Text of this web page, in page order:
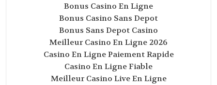
Bonus Casino En Ligne
Bonus Casino Sans Depot
Bonus Sans Depot Casino
Meilleur Casino En Ligne 2026
Casino En Ligne Paiement Rapide
Casino En Ligne Fiable
Meilleur Casino Live En Ligne